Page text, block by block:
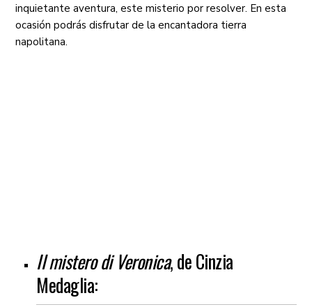
inquietante aventura, este misterio por resolver. En esta
ocasión podrás disfrutar de la encantadora tierra
napolitana.
Il mistero di Veronica, de Cinzia
Medaglia: